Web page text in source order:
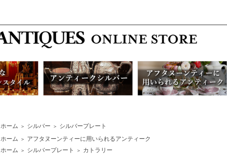
ホーム ＞ シルバー ＞
シルバープレート
ホーム
＞
アフタヌーンティーに用いられるアンティーク
ホーム
＞ シルバープレート ＞ カトラリー